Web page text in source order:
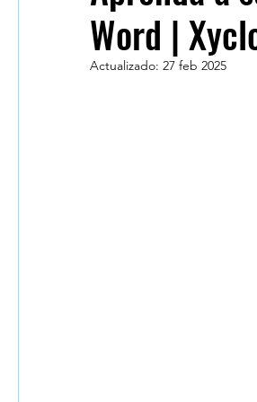
Marketing digital
Word |
Actualizado: 27 feb 2025